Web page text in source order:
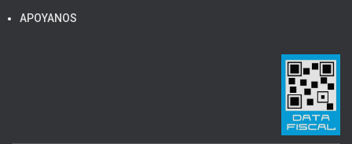
APOYANOS